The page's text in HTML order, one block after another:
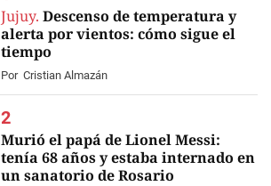
Jujuy. Descenso de temperatura y
alerta por vientos: cómo sigue el
tiempo
Por Cristian Almazán
Murió el papá de Lionel Messi:
tenía 68 años y estaba internado en
un sanatorio de Rosario